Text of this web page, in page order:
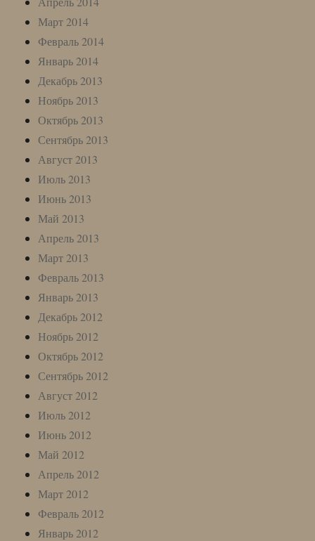
Март 2014
Февраль 2014
Январь 2014
Декабрь 2013
Ноябрь 2013
Октябрь 2013
Сентябрь 2013
Август 2013
Июль 2013
Июнь 2013
Май 2013
Апрель 2013
Март 2013
Февраль 2013
Январь 2013
Декабрь 2012
Ноябрь 2012
Октябрь 2012
Сентябрь 2012
Август 2012
Июль 2012
Июнь 2012
Май 2012
Апрель 2012
Март 2012
Февраль 2012
Январь 2012